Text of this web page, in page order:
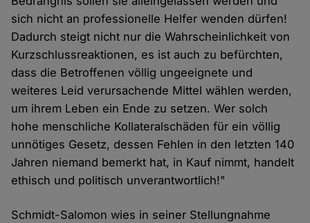
sich nicht an professionelle Helfer wenden dürfen!
Dadurch steigt nicht nur die Wahrscheinlichkeit von
Kurzschlussreaktionen, es ist auch zu befürchten,
dass die Betroffenen völlig ungeeignete und
weiteres Leid verursachende Mittel wählen werden,
um ihrem Leben ein Ende zu setzen. Wer solch
hohe menschliche Kollateralschäden für ein völlig
unnötiges Gesetz, dessen Fehlen in den letzten 140
Jahren niemand bemerkt hat, in Kauf nimmt, handelt
ethisch und politisch unverantwortlich!"
Schmidt-Salomon wies in seiner Stellungnahme